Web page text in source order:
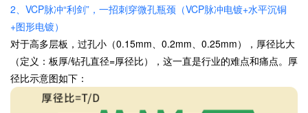
2、VCP脉冲“利剑”，一招刺穿微孔瓶颈（VCP脉冲电镀+水平沉铜
+图形电镀）
对于高多层板，过孔小（0.15mm、0.2mm、0.25mm），厚径比大
（定义：板厚/钻孔直径=厚径比），这一直是行业的难点和痛点。厚
径比示意图如下：